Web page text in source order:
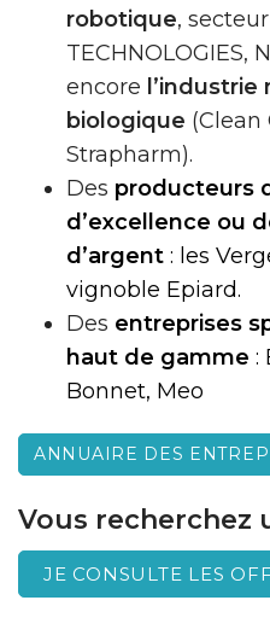
robotique,
TECHNOLOGIES,
encore
biologique (Clean
Strapharm).
Des producteurs
d’excellence ou
d’argent : les
vignoble Epiard.
Des entreprises
haut de gamme :
Bonnet, Meo
ANNUAIRE DES
Vous recherchez
JE CONSULTE LES